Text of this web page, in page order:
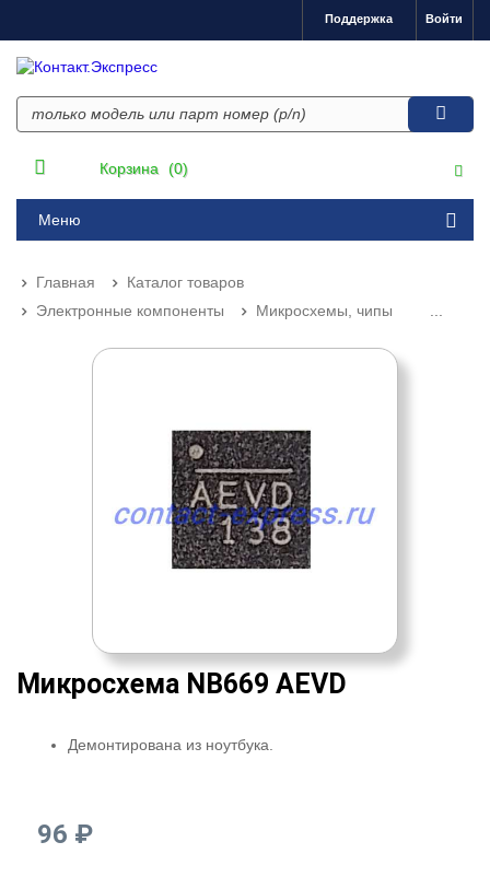
Войти
Поддержка
Корзина (0)
Меню
Главная
Каталог товаров
Электронные компоненты
Микросхемы, чипы
Микросхема NB669 AEVD
Демонтирована из ноутбука.
96 ₽